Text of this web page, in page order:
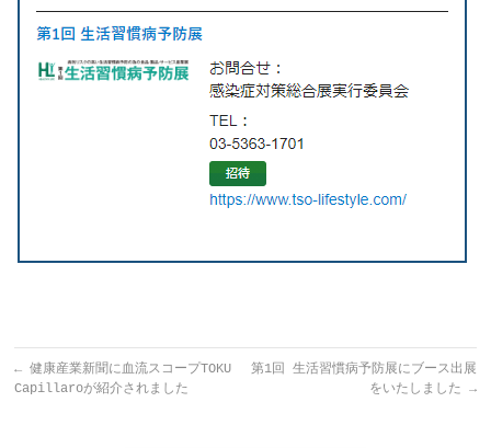
← 健康産業新聞に血流スコープTOKU
Capillaroが紹介されました
第1回 生活習慣病予防展にブース出展
をいたしました →